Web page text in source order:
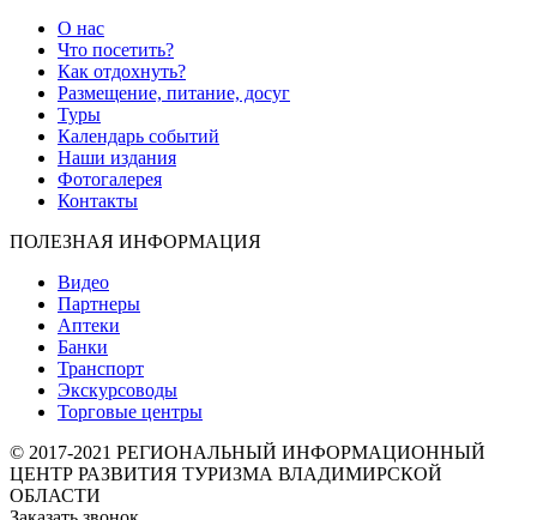
О нас
Что посетить?
Как отдохнуть?
Размещение, питание, досуг
Туры
Календарь событий
Наши издания
Фотогалерея
Контакты
ПОЛЕЗНАЯ ИНФОРМАЦИЯ
Видео
Партнеры
Аптеки
Банки
Транспорт
Экскурсоводы
Торговые центры
© 2017-2021 РЕГИОНАЛЬНЫЙ ИНФОРМАЦИОННЫЙ
ЦЕНТР РАЗВИТИЯ ТУРИЗМА ВЛАДИМИРСКОЙ
ОБЛАСТИ